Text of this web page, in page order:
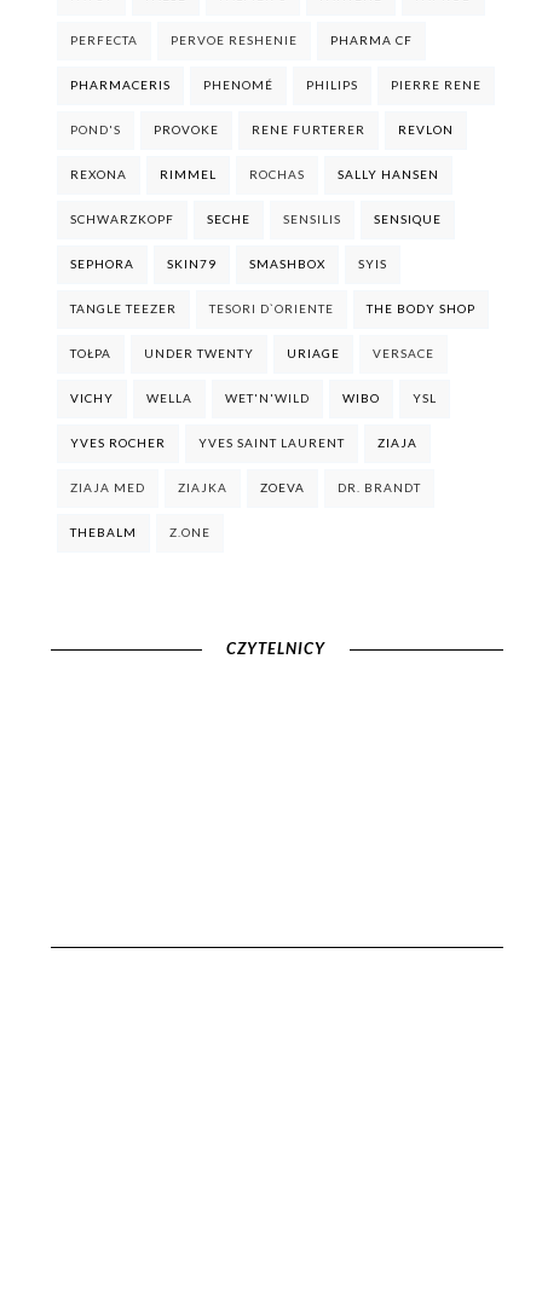
PERFECTA PERVOE RESHENIE PHARMA CF
PHARMACERIS PHENOMÉ PHILIPS PIERRE RENE
POND'S PROVOKE RENE FURTERER REVLON
REXONA RIMMEL ROCHAS SALLY HANSEN
SCHWARZKOPF SECHE SENSILIS SENSIQUE
SEPHORA SKIN79 SMASHBOX SYIS
TANGLE TEEZER TESORI D`ORIENTE THE BODY SHOP
TOŁPA UNDER TWENTY URIAGE VERSACE
VICHY WELLA WET'N'WILD WIBO YSL
YVES ROCHER YVES SAINT LAURENT ZIAJA
ZIAJA MED ZIAJKA ZOEVA DR. BRANDT
THEBALM Z.ONE
CZYTELNICY